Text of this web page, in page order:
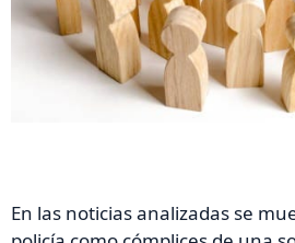
En las noticias analizadas se